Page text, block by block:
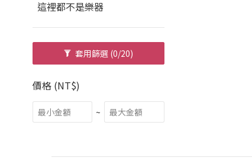
這裡都不是樂器
套用篩選 (0/20)
價格 (NT$)
~